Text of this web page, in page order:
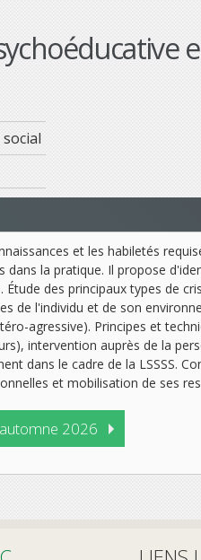
et les habiletés
la pratique. Il propose
des principaux types de
de l'individu et de son
agressive). Principes et
intervention auprès de la
dans le cadre de la LSSSS.
et mobilisation de ses
automne 2026